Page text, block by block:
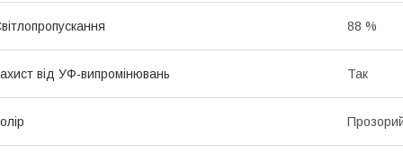
88 %
від УФ-випромінювань Так